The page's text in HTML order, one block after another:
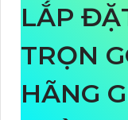
LẮP
TRỌN
HÃNG